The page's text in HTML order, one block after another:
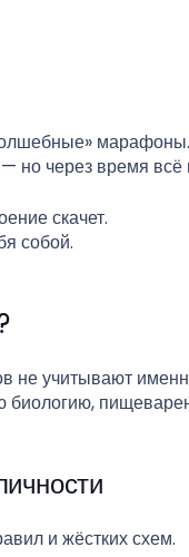
но через время
скачет.
собой.
не учитывают
и жёстких схем.